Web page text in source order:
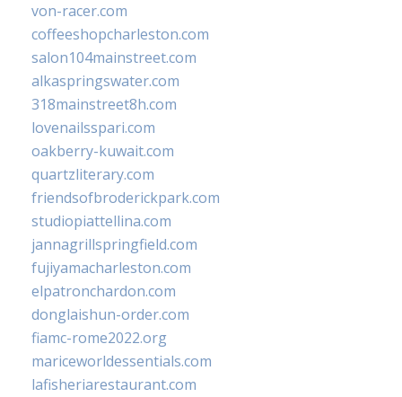
von-racer.com
coffeeshopcharleston.com
salon104mainstreet.com
alkaspringswater.com
318mainstreet8h.com
lovenailsspari.com
oakberry-kuwait.com
quartzliterary.com
friendsofbroderickpark.com
studiopiattellina.com
jannagrillspringfield.com
fujiyamacharleston.com
elpatronchardon.com
donglaishun-order.com
fiamc-rome2022.org
mariceworldessentials.com
lafisheriarestaurant.com